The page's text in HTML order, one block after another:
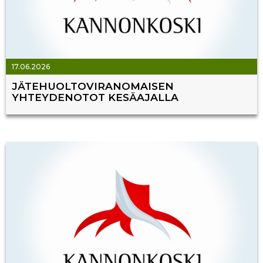
17.06.2026
JÄTEHUOLTOVIRANOMAISEN
YHTEYDENOTOT KESÄAJALLA